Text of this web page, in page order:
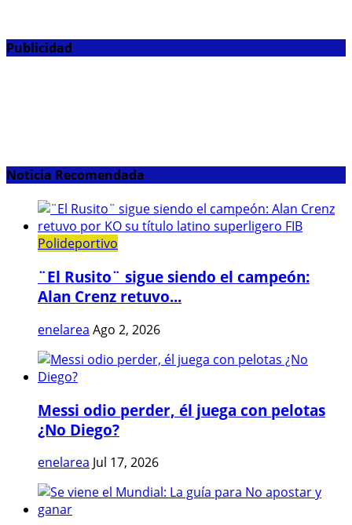
Publicidad
Noticia Recomendada
Polideportivo
¨El Rusito¨ sigue siendo el campeón:
Alan Crenz retuvo...
enelarea Ago 2, 2026
Messi odio perder, él juega con pelotas
¿No Diego?
enelarea Jul 17, 2026